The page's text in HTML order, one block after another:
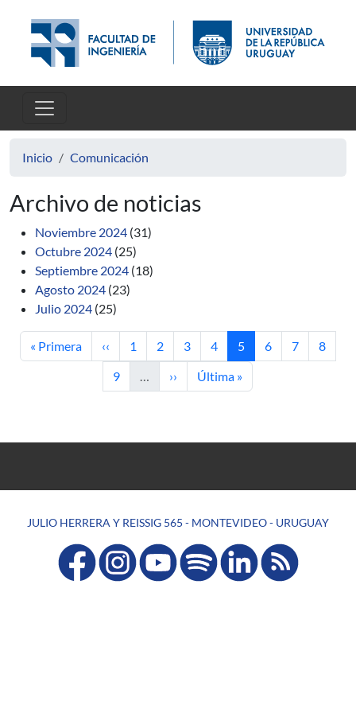
Inicio Comunicación
Archivo de noticias
Noviembre 2024 (31)
Octubre 2024 (25)
Septiembre 2024 (18)
Agosto 2024 (23)
Julio 2024 (25)
Primera página
« Primera Página anterior
‹‹ Página
1 Página
2 Página
3 Página
4 Página actual
5 Página
6 Página
7 Página
8
Página
9 … Siguiente página
›› Última página
Última »
JULIO HERRERA Y REISSIG 565 - MONTEVIDEO - URUGUAY